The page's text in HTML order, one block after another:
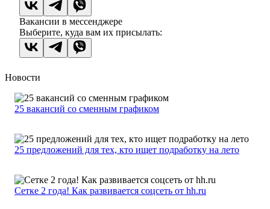
Вакансии в мессенджере
Выберите, куда вам их присылать:
Новости
25 вакансий со сменным графиком
25 предложений для тех, кто ищет подработку на лето
Сетке 2 года! Как развивается соцсеть от hh.ru